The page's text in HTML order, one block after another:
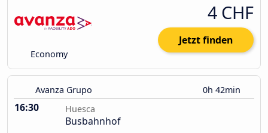
Economy
4 CHF
Jetzt finden
Avanza Grupo 0h 42min
16:30 Huesca
Busbahnhof